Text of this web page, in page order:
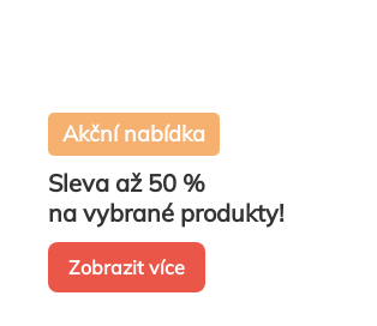
Akční nabídka
Sleva až 50 %
na vybrané produkty!
Zobrazit více